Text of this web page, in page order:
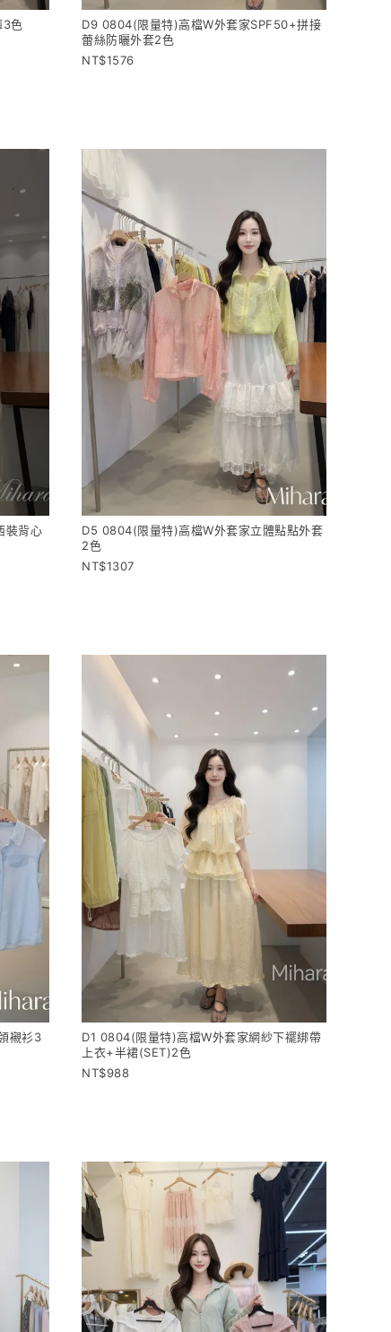
3色
D9 0804(限量特)高檔W外套家SPF50+拼接
蕾絲防曬外套2色
1576
裝背心
D5 0804(限量特)高檔W外套家立體點點外套
2色
1307
襯衫3
D1 0804(限量特)高檔W外套家網紗下襬綁帶
上衣+半裙(SET)2色
988